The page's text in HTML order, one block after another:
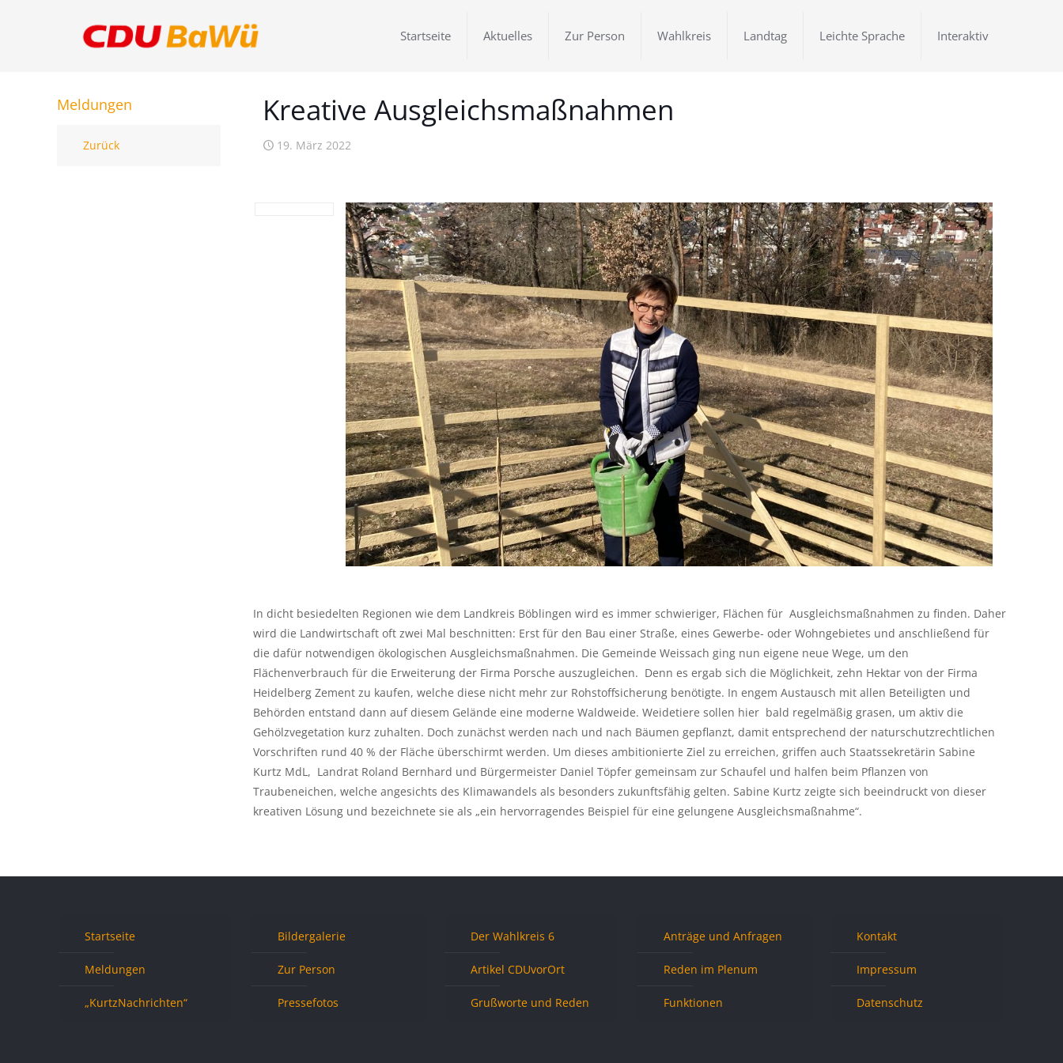
Startseite Aktuelles Zur Person Wahlkreis Landtag Leichte Sprache Interaktiv
Kreative Ausgleichsmaßnahmen
19. März 2022
In dicht besiedelten Regionen wie dem Landkreis Böblingen wird es immer schwieriger, Flächen für Ausgleichsmaßnahmen zu finden. Daher
wird die Landwirtschaft oft zwei Mal beschnitten: Erst für den Bau einer Straße, eines Gewerbe- oder Wohngebietes und anschließend für
die dafür notwendigen ökologischen Ausgleichsmaßnahmen. Die Gemeinde Weissach ging nun eigene neue Wege, um den
Flächenverbrauch für die Erweiterung der Firma Porsche auszugleichen. Denn es ergab sich die Möglichkeit, zehn Hektar von der Firma
Heidelberg Zement zu kaufen, welche diese nicht mehr zur Rohstoffsicherung benötigte. In engem Austausch mit allen Beteiligten und
Behörden entstand dann auf diesem Gelände eine moderne Waldweide. Weidetiere sollen hier bald regelmäßig grasen, um aktiv die
Gehölzvegetation kurz zuhalten. Doch zunächst werden nach und nach Bäumen gepflanzt, damit entsprechend der naturschutzrechtlichen
Vorschriften rund 40 % der Fläche überschirmt werden. Um dieses ambitionierte Ziel zu erreichen, griffen auch Staatssekretärin Sabine
Kurtz MdL, Landrat Roland Bernhard und Bürgermeister Daniel Töpfer gemeinsam zur Schaufel und halfen beim Pflanzen von
Traubeneichen, welche angesichts des Klimawandels als besonders zukunftsfähig gelten. Sabine Kurtz zeigte sich beeindruckt von dieser
kreativen Lösung und bezeichnete sie als „ein hervorragendes Beispiel für eine gelungene Ausgleichsmaßnahme“.
Meldungen
Zurück
Startseite
Meldungen
„KurtzNachrichten“
Bildergalerie
Zur Person
Pressefotos
Der Wahlkreis 6
Artikel CDUvorOrt
Grußworte und Reden
Anträge und Anfragen
Reden im Plenum
Funktionen
Kontakt
Impressum
Datenschutz